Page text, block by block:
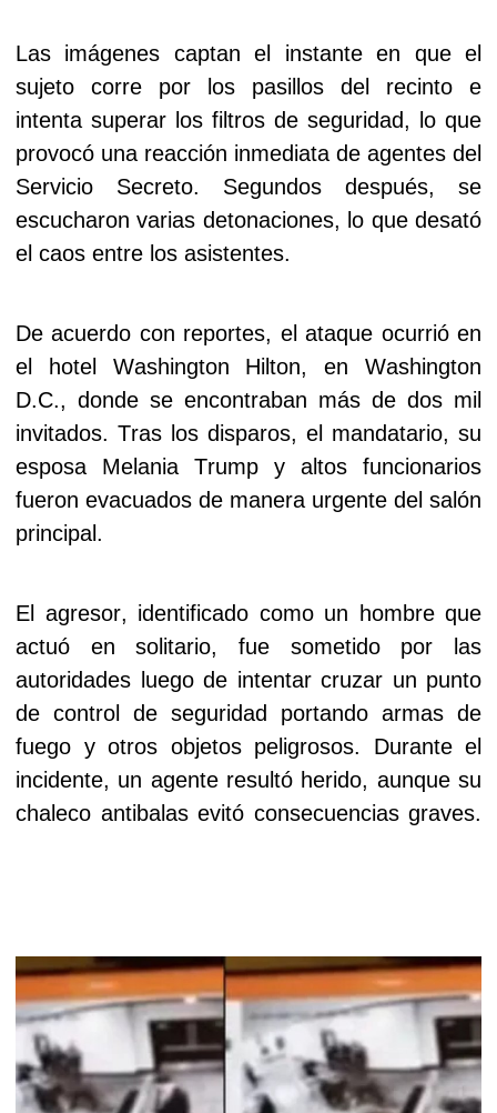
Las imágenes captan el instante en que el
sujeto corre por los pasillos del recinto e
intenta superar los filtros de seguridad, lo que
provocó una reacción inmediata de agentes del
Servicio Secreto. Segundos después, se
escucharon varias detonaciones, lo que desató
el caos entre los asistentes.
De acuerdo con reportes, el ataque ocurrió en
el hotel Washington Hilton, en Washington
D.C., donde se encontraban más de dos mil
invitados. Tras los disparos, el mandatario, su
esposa Melania Trump y altos funcionarios
fueron evacuados de manera urgente del salón
principal.
El agresor, identificado como un hombre que
actuó en solitario, fue sometido por las
autoridades luego de intentar cruzar un punto
de control de seguridad portando armas de
fuego y otros objetos peligrosos. Durante el
incidente, un agente resultó herido, aunque su
chaleco antibalas evitó consecuencias graves.